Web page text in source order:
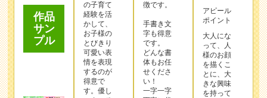
作品
サン
プル
の子育て
経験を活
かして、
お子様の
とびきり
可愛い表
情を表現
するのが
得意で
す。優し
徴です。
手書き文
字も得意
です。
どんな書
体もお任
せくださ
い！
一字一字
アピール
ポイント
大人にな
って、人
様のお顔
を描くこ
とに、大
きな興味
を持って